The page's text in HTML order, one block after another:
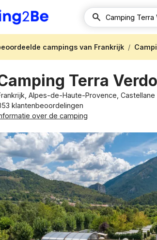
campings van Frankrijk
Terra
Alpes-de-Haute-Provence, Castellane
klantenbeoordelingen
over de camping